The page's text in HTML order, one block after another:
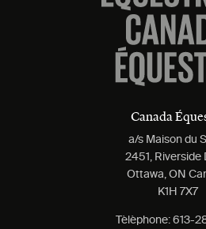
Canada
a/s Maison du
2451, Riverside
Ottawa, ON
K1H 7X7
Tèlèphone: 613-